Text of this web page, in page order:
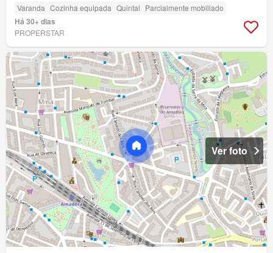
Varanda Cozinha equipada Quintal Parcialmente mobiliado
Há 30+ dias
PROPERSTAR
Ver foto